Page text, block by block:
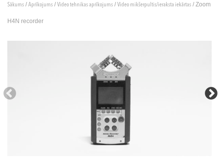
Sākums / Aprīkojums / Video tehnikas aprīkojums / Video mikšerpultis/ieraksta iekārtas / Zoom
H4N recorder